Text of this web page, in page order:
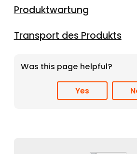
Produktwartung
Transport des Produkts
Was this page helpful?
Yes